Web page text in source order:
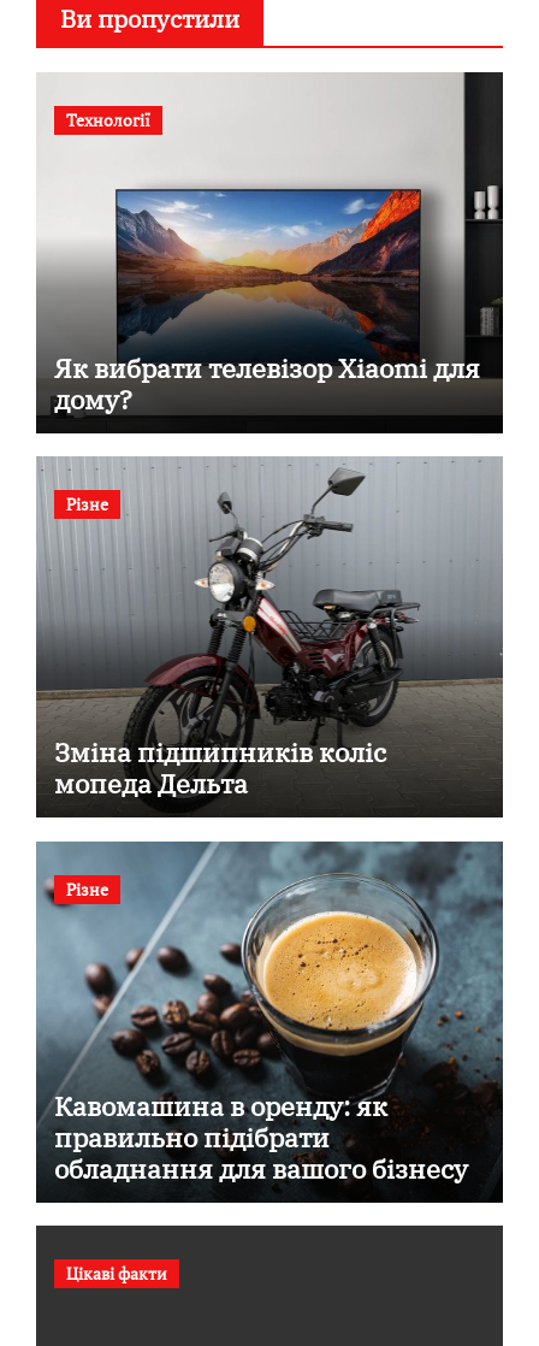
Ви пропустили
Технології
Як вибрати телевізор Xiaomi для
дому?
Різне
Зміна підшипників коліс
мопеда Дельта
Різне
Кавомашина в оренду: як
правильно підібрати
обладнання для вашого бізнесу
Цікаві факти